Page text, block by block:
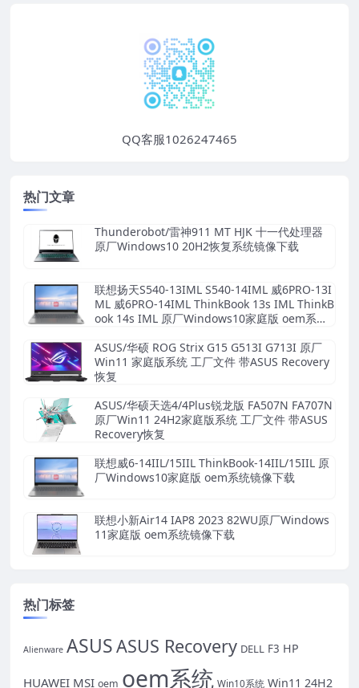
QQ客服1026247465
热门文章
Thunderobot/雷神911 MT HJK 十一代处理器
原厂Windows10 20H2恢复系统镜像下载
联想扬天S540-13IML S540-14IML 威6PRO-13I
ML 威6PRO-14IML ThinkBook 13s IML ThinkB
ook 14s IML 原厂Windows10家庭版 oem系统
ASUS/华硕 ROG Strix G15 G513I G713I 原厂
Win11 家庭版系统 工厂文件 带ASUS Recovery
恢复
ASUS/华硕天选4/4Plus锐龙版 FA507N FA707N
原厂Win11 24H2家庭版系统 工厂文件 带ASUS
Recovery恢复
联想威6-14IIL/15IIL ThinkBook-14IIL/15IIL 原
厂Windows10家庭版 oem系统镜像下载
联想小新Air14 IAP8 2023 82WU原厂Windows
11家庭版 oem系统镜像下载
热门标签
Alienware ASUSASUS Recovery DELL F3 HP
HUAWEI MSI oem oem系统 Win10系统 Win11 24H2